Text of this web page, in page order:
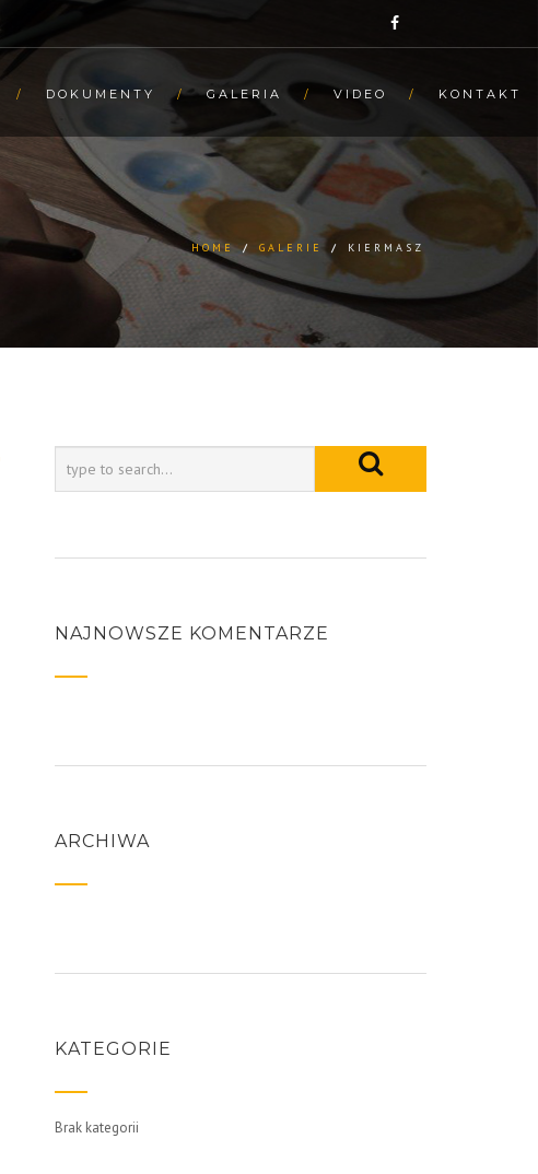
DOKUMENTY GALERIA VIDEO KONTAKT
HOME / GALERIE / KIERMASZ
NAJNOWSZE KOMENTARZE
ARCHIWA
KATEGORIE
Brak kategorii